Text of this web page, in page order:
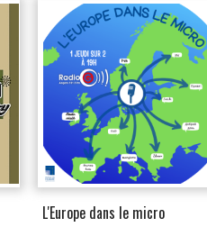
L'Europe dans le micro